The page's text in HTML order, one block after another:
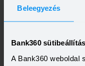
Beleegyezés
Bank360
A Bank360 weboldal